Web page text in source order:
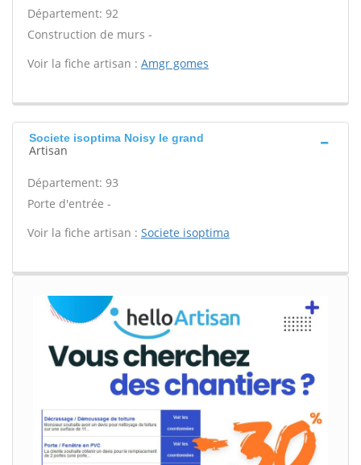
Département: 92
Construction de murs -
Voir la fiche artisan : Amgr gomes
Societe isoptima Noisy le grand
Artisan
Département: 93
Porte d'entrée -
Voir la fiche artisan : Societe isoptima